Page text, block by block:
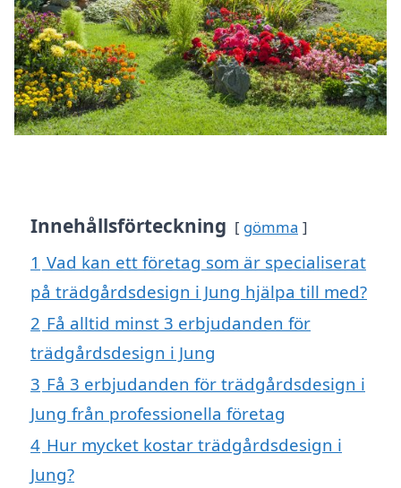
Innehållsförteckning gömma
1 Vad kan ett företag som är specialiserat
på trädgårdsdesign i Jung hjälpa till med?
2 Få alltid minst 3 erbjudanden för
trädgårdsdesign i Jung
3 Få 3 erbjudanden för trädgårdsdesign i
Jung från professionella företag
4 Hur mycket kostar trädgårdsdesign i
Jung?